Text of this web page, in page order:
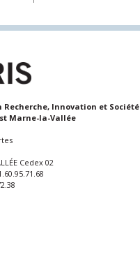
Innovation et Société
Marne-la-Vallée
Cedex 02